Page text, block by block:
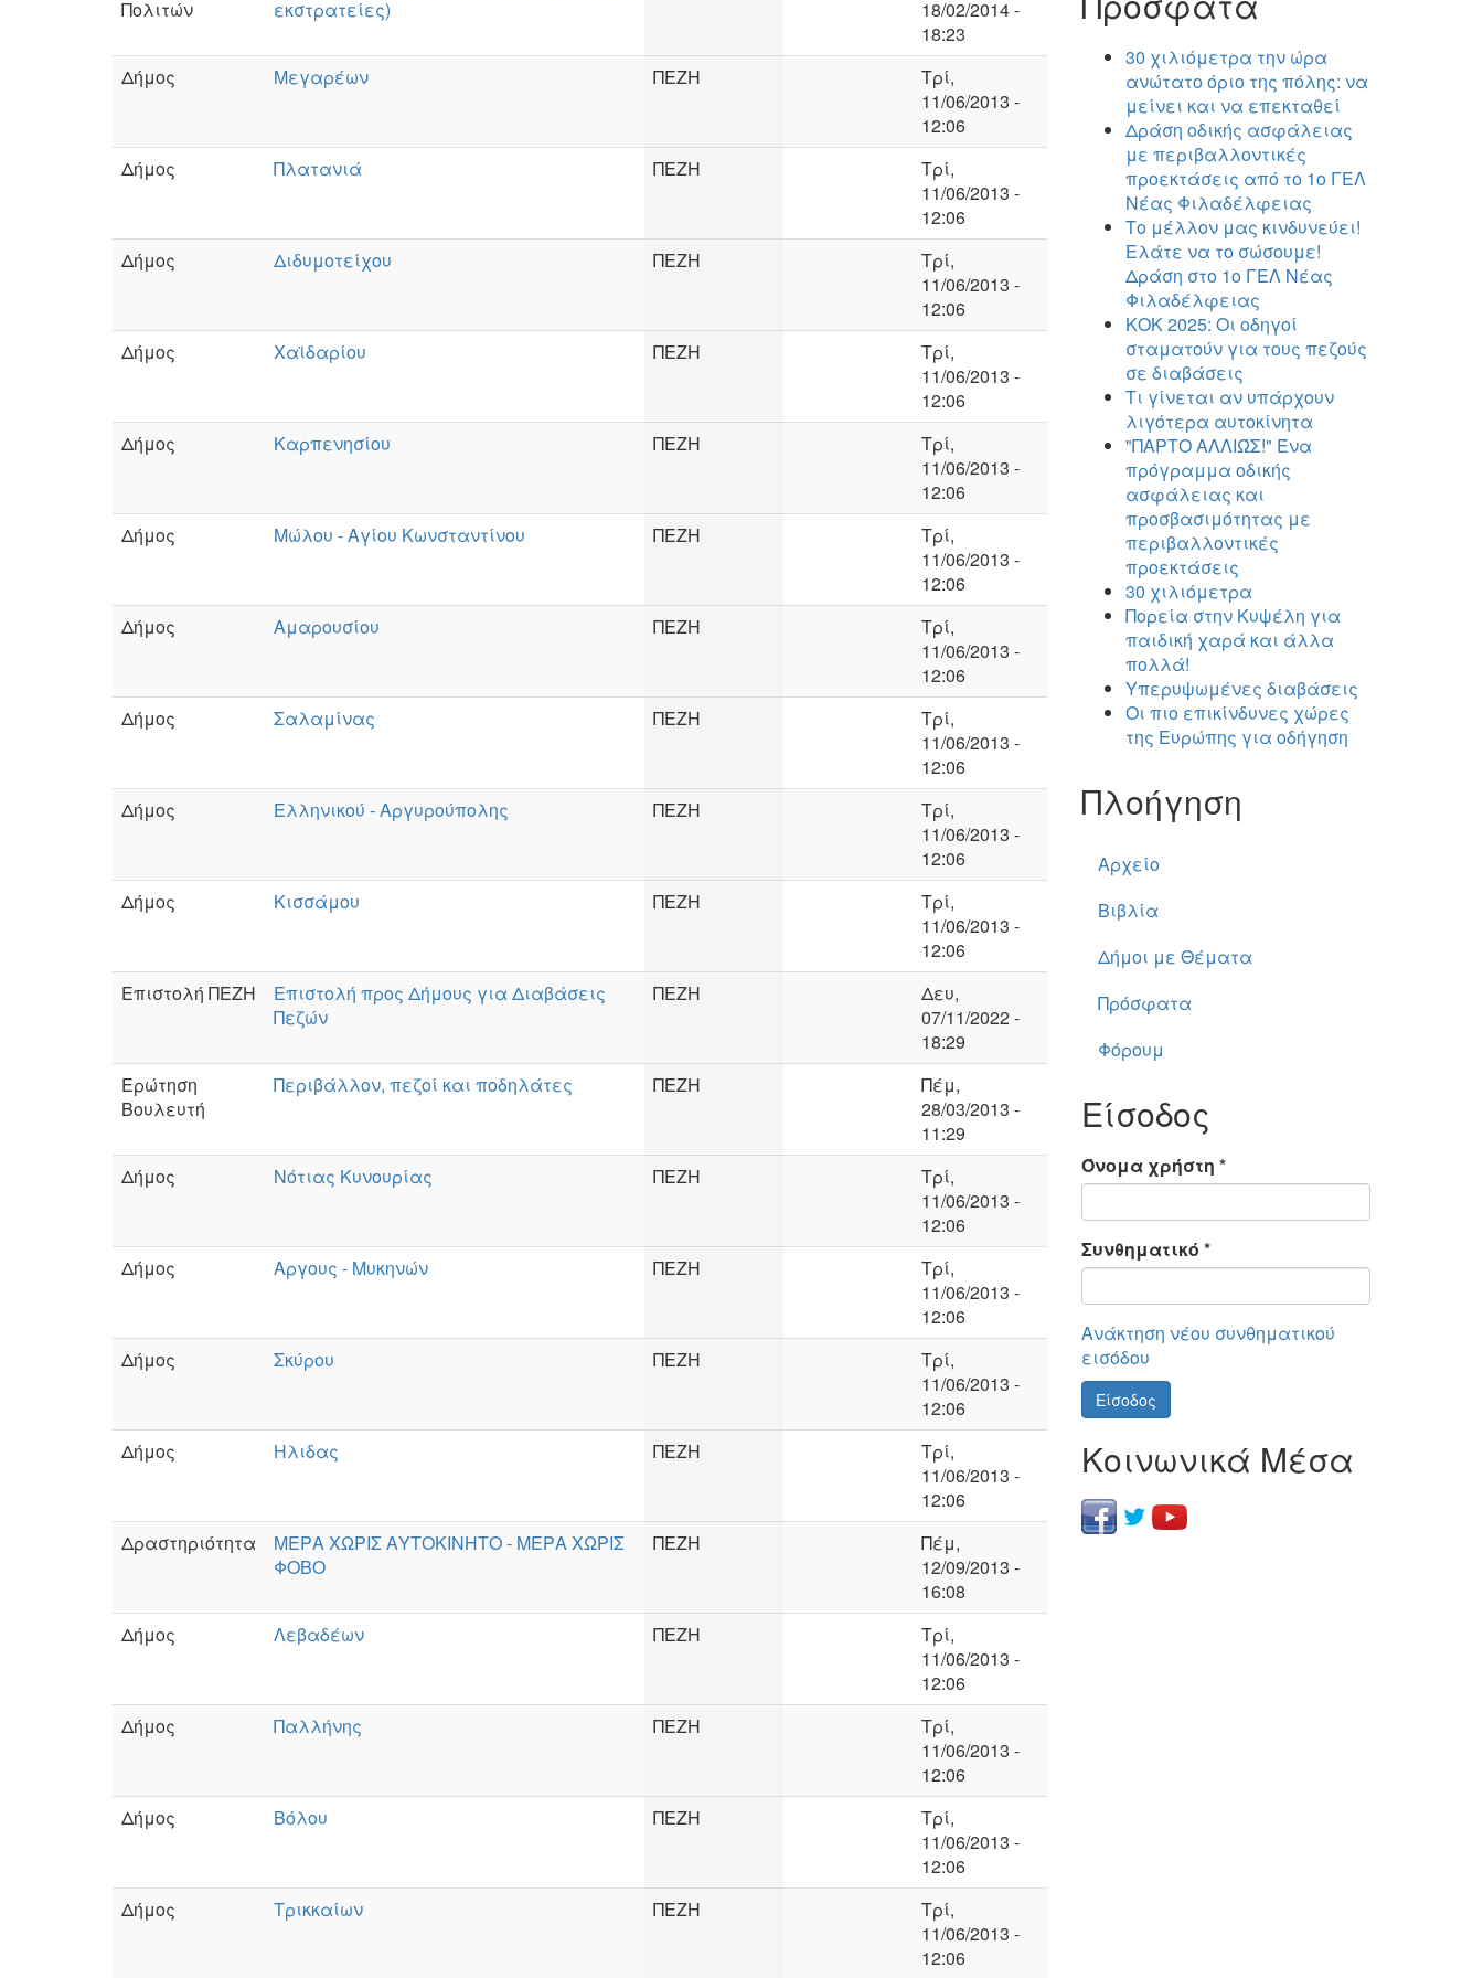
Πολιτών
εκστρατείες)
18/02/2014 -
18:23
Δήμος
Μεγαρέων ΠΕΖΗ
Τρί,
11/06/2013 -
12:06
Δήμος
Πλατανιά ΠΕΖΗ
Τρί,
11/06/2013 -
12:06
Δήμος
Διδυμοτείχου ΠΕΖΗ
Τρί,
11/06/2013 -
12:06
Δήμος
Χαϊδαρίου ΠΕΖΗ
Τρί,
11/06/2013 -
12:06
Δήμος
Καρπενησίου ΠΕΖΗ
Τρί,
11/06/2013 -
12:06
Δήμος
Μώλου - Αγίου Κωνσταντίνου ΠΕΖΗ
Τρί,
11/06/2013 -
12:06
Δήμος
Αμαρουσίου ΠΕΖΗ
Τρί,
11/06/2013 -
12:06
Δήμος
Σαλαμίνας ΠΕΖΗ
Τρί,
11/06/2013 -
12:06
Δήμος
Ελληνικού - Αργυρούπολης ΠΕΖΗ
Τρί,
11/06/2013 -
12:06
Δήμος
Κισσάμου ΠΕΖΗ
Τρί,
11/06/2013 -
12:06
Επιστολή ΠΕΖΗ
Επιστολή προς Δήμους για Διαβάσεις
Πεζών
ΠΕΖΗ
Δευ,
07/11/2022 -
18:29
Ερώτηση
Βουλευτή
Περιβάλλον, πεζοί και ποδηλάτες ΠΕΖΗ
Πέμ,
28/03/2013 -
11:29
Δήμος
Νότιας Κυνουρίας ΠΕΖΗ
Τρί,
11/06/2013 -
12:06
Δήμος
Αργους - Μυκηνών ΠΕΖΗ
Τρί,
11/06/2013 -
12:06
Δήμος
Σκύρου ΠΕΖΗ
Τρί,
11/06/2013 -
12:06
Δήμος
Ηλιδας ΠΕΖΗ
Τρί,
11/06/2013 -
12:06
Δραστηριότητα
ΜΕΡΑ ΧΩΡΙΣ ΑΥΤΟΚΙΝΗΤΟ - ΜΕΡΑ ΧΩΡΙΣ
ΦΟΒΟ
ΠΕΖΗ
Πέμ,
12/09/2013 -
16:08
Δήμος
Λεβαδέων ΠΕΖΗ
Τρί,
11/06/2013 -
12:06
Δήμος
Παλλήνης ΠΕΖΗ
Τρί,
11/06/2013 -
12:06
Δήμος
Βόλου ΠΕΖΗ
Τρί,
11/06/2013 -
12:06
Δήμος
Τρικκαίων ΠΕΖΗ
Τρί,
11/06/2013 -
12:06
30 χιλιόμετρα την ώρα
ανώτατο όριο της πόλης: να
μείνει και να επεκταθεί
Δράση οδικής ασφάλειας
με περιβαλλοντικές
προεκτάσεις από το 1ο ΓΕΛ
Νέας Φιλαδέλφειας
Το μέλλον μας κινδυνεύει!
Ελάτε να το σώσουμε!
Δράση στο 1ο ΓΕΛ Νέας
Φιλαδέλφειας
ΚΟΚ 2025: Οι οδηγοί
σταματούν για τους πεζούς
σε διαβάσεις
Τι γίνεται αν υπάρχουν
λιγότερα αυτοκίνητα
"ΠΑΡΤΟ ΑΛΛΙΏΣ!" Ένα
πρόγραμμα οδικής
ασφάλειας και
προσβασιμότητας με
περιβαλλοντικές
προεκτάσεις
30 χιλιόμετρα
Πορεία στην Κυψέλη για
παιδική χαρά και άλλα
πολλά!
Υπερυψωμένες διαβάσεις
Οι πιο επικίνδυνες χώρες
της Ευρώπης για οδήγηση
Πλοήγηση
Αρχείο
Βιβλία
Δήμοι με Θέματα
Πρόσφατα
Φόρουμ
Είσοδος
Όνομα χρήστη *
Συνθηματικό *
Ανάκτηση νέου συνθηματικού
εισόδου
Είσοδος
Κοινωνικά Μέσα